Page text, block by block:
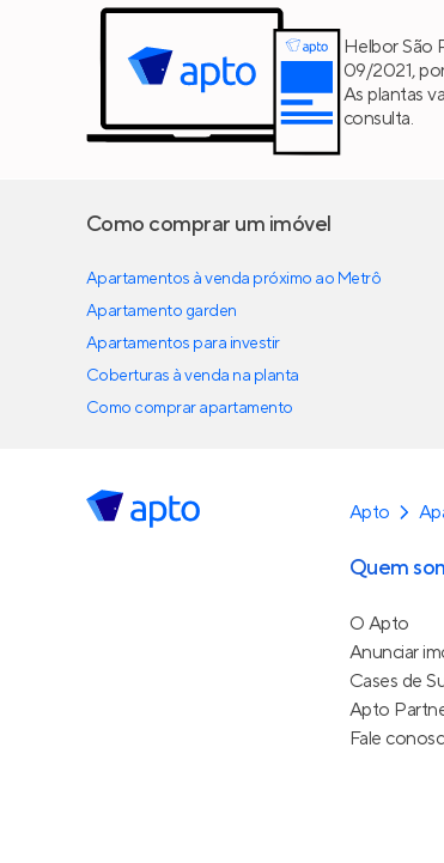
Helbor São
09/2021,
As plantas
consulta.
Como comprar um imóvel
Apartamentos à venda próximo ao Metrô
Apartamento garden
Apartamentos para investir
Coberturas à venda na planta
Como comprar apartamento
Apto
Quem
O Apto
Anunciar
Cases de
Apto
Fale